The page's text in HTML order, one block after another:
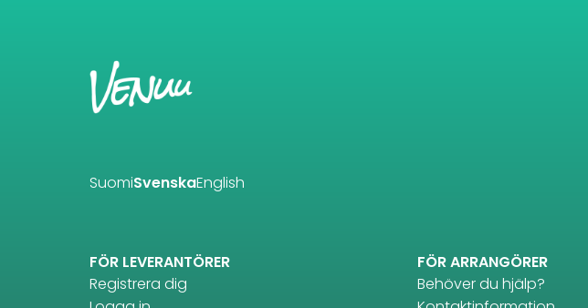
SuomiSvenskaEnglish
FÖR LEVERANTÖRER
Registrera dig
FÖR ARRANGÖRER
Behöver du hjälp?